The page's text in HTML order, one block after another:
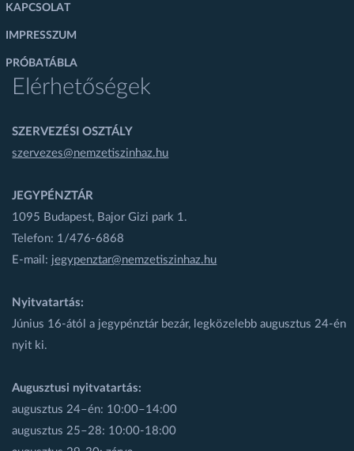
KAPCSOLAT
IMPRESSZUM
PRÓBATÁBLA
Elérhetőségek
SZERVEZÉSI OSZTÁLY
szervezes@nemzetiszinhaz.hu
JEGYPÉNZTÁR
1095 Budapest, Bajor Gizi park 1.
Telefon: 1/476-6868
E-mail: jegypenztar@nemzetiszinhaz.hu
Nyitvatartás:
Június 16-ától a jegypénztár bezár, legközelebb augusztus 24-én
nyit ki.
Augusztusi nyitvatartás:
augusztus 24–én: 10:00–14:00
augusztus 25–28: 10:00-18:00